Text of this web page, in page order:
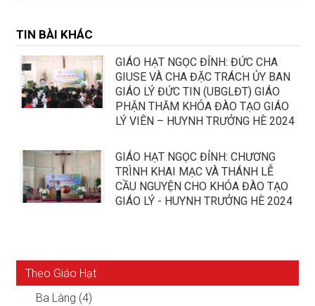
TIN BÀI KHÁC
GIÁO HẠT NGỌC ĐỈNH: ĐỨC CHA
GIUSE VÀ CHA ĐẶC TRÁCH ỦY BAN
GIÁO LÝ ĐỨC TIN (UBGLĐT) GIÁO
PHẬN THĂM KHÓA ĐÀO TẠO GIÁO
LÝ VIÊN – HUYNH TRƯỞNG HÈ 2024
GIÁO HẠT NGỌC ĐỈNH: CHƯƠNG
TRÌNH KHAI MẠC VÀ THÁNH LỄ
CẦU NGUYỆN CHO KHÓA ĐÀO TẠO
GIÁO LÝ - HUYNH TRƯỞNG HÈ 2024
Theo Giáo Hạt
Ba Làng (4)